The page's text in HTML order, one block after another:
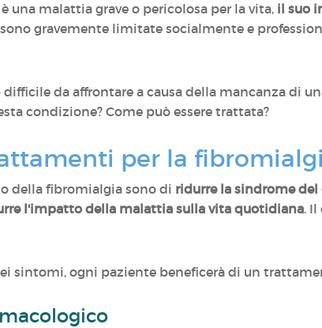
una malattia grave o pericolosa per la vita, il suo
gravemente limitate socialmente e
difficile da affrontare a causa della mancanza di
condizione? Come può essere trattata?
per la
della fibromialgia sono di ridurre la sindrome del
l'impatto della malattia sulla vita quotidiana.
sintomi, ogni paziente beneficerà di un